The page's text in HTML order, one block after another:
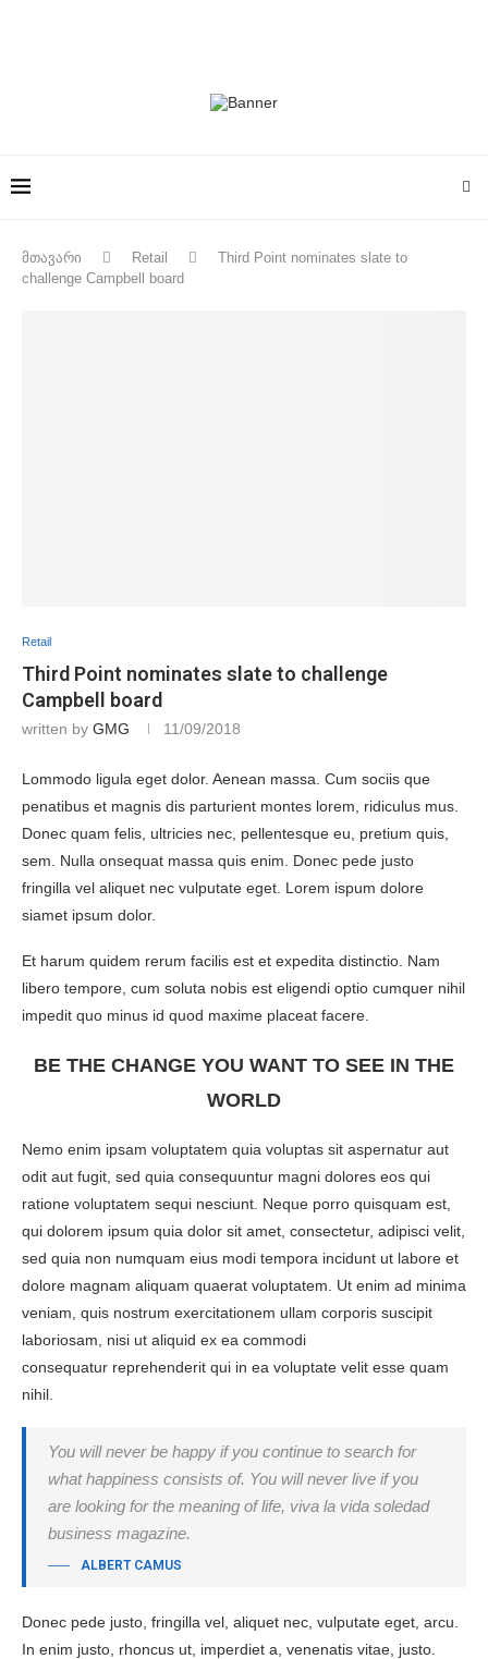
მთავარი Retail
Third Point nominates slate to
challenge Campbell board
Retail
Third Point nominates slate to challenge
Campbell board
written by GMG 11/09/2018
Lommodo ligula eget dolor. Aenean massa. Cum sociis que
penatibus et magnis dis parturient montes lorem, ridiculus mus.
Donec quam felis, ultricies nec, pellentesque eu, pretium quis,
sem. Nulla onsequat massa quis enim. Donec pede justo
fringilla vel aliquet nec vulputate eget. Lorem ispum dolore
siamet ipsum dolor.
Et harum quidem rerum facilis est et expedita distinctio. Nam
libero tempore, cum soluta nobis est eligendi optio cumquer nihil
impedit quo minus id quod maxime placeat facere.
BE THE CHANGE YOU WANT TO SEE IN THE
WORLD
Nemo enim ipsam voluptatem quia voluptas sit aspernatur aut
odit aut fugit, sed quia consequuntur magni dolores eos qui
ratione voluptatem sequi nesciunt. Neque porro quisquam est,
qui dolorem ipsum quia dolor sit amet, consectetur, adipisci velit,
sed quia non numquam eius modi tempora incidunt ut labore et
dolore magnam aliquam quaerat voluptatem. Ut enim ad minima
veniam, quis nostrum exercitationem ullam corporis suscipit
laboriosam, nisi ut aliquid ex ea commodi
consequatur reprehenderit qui in ea voluptate velit esse quam
nihil.
You will never be happy if you continue to search for
what happiness consists of. You will never live if you
are looking for the meaning of life, viva la vida soledad
business magazine.
ALBERT CAMUS
Donec pede justo, fringilla vel, aliquet nec, vulputate eget, arcu.
In enim justo, rhoncus ut, imperdiet a, venenatis vitae, justo.